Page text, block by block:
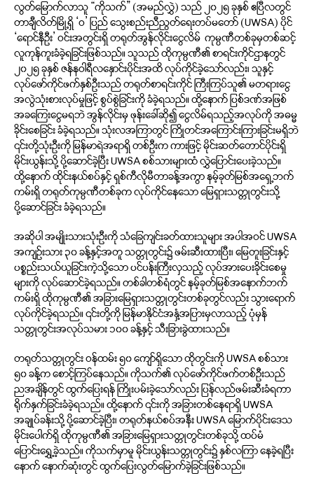
လွတ်မြောက်လာသူ “ကိုသက်” (အမည်လွှဲ) သည် ၂၀၂၅ ခုနှစ် ဧပြီလတွင်
တာချီလိတ်မြို့ရှိ ‘ဝ’ ပြည် သွေးစည်းညီညွတ်ရေးတပ်မတော် (UWSA) ပိုင်
‘ရောင်နီဦး’ ဝင်းအတွင်းရှိ တရုတ်အွန်လိုင်းငွေလိမ် ကုမ္ပဏီတစ်ခုမှတစ်ဆင့်
လူကုန်ကူးခံခဲ့ရခြင်းဖြစ်သည်။ သူသည် ထိုကုမ္ပဏီ၏ စာရင်းကိုင်ဌာနတွင်
၂၀၂၅ ခုနှစ် ဇန်နဝါရီလနှောင်းပိုင်းအထိ လုပ်ကိုင်ခဲ့သော်လည်း၊ သူနှင့်
လုပ်ဖော်ကိုင်ဖက်နှစ်ဦးသည် တရုတ်စာရင်းကိုင် ကြီးကြပ်သူ၏ မတရားငွေ
အလွဲသုံးစားလုပ်မှုဖြင့် စွပ်စွဲခြင်းကို ခံခဲ့ရသည်။ ထို့နောက် ပြစ်ဒဏ်အဖြစ်
အခကြေးငွေမရဘဲ အွန်လိုင်းမှ ဖုန်းခေါ်ဆို၍ ငွေလိမ်ရသည့်အလုပ်ကို အဓမ္မ
ခိုင်းစေခြင်း ခံခဲ့ရသည်။ သုံးလအကြာတွင် ကြိုတင်အကြောင်းကြားခြင်းမရှိဘဲ
၎င်းတို့သုံးဦးကို မြန်မာရဲအရာရှိ တစ်ဦးက ကားဖြင့် မိုင်းဆတ်တောင်ပိုင်းရှိ
မိုင်းယွန်းသို့ ပို့ဆောင်ခဲ့ပြီး UWSA စစ်သားများထံ လွှဲပြောင်းပေးခဲ့သည်။
ထို့နောက် ထိုင်းနယ်စပ်နှင့် ရှစ်ကီလိုမီတာခန့်အကွာ နမ့်ခုတ်မြစ်အရှေ့ဘက်
ကမ်းရှိ တရုတ်ကုမ္ပဏီတစ်ခုက လုပ်ကိုင်နေသော မြေရှားသတ္တုတွင်းသို့
ပို့ဆောင်ခြင်း ခံခဲ့ရသည်။
အဆိုပါ အမျိုးသားသုံးဦးကို သံခြေကျင်းခတ်ထားသူများ အပါအဝင် UWSA
အကျဉ်းသား ၃၀ ခန့်နှင့်အတူ သတ္တုတွင်း၌ ဖမ်းဆီးထားပြီး၊ မြေတူးခြင်းနှင့်
ပစ္စည်းသယ်ယူခြင်းကဲ့သို့သော ပင်ပန်းကြီးလှသည့် လုပ်အားပေးခိုင်းစေမှု
များကို လုပ်ဆောင်ခဲ့ရသည်။ တစ်ခါတစ်ရံတွင် နမ့်ခုတ်မြစ်အနောက်ဘက်
ကမ်းရှိ ထိုကုမ္ပဏီ၏ အခြားမြေရှားသတ္တုတွင်းတစ်ခုတွင်လည်း သွားရောက်
လုပ်ကိုင်ခဲ့ရသည်။ ၎င်းတို့ကို မြန်မာနိုင်ငံအနှံ့အပြားမှလာသည့် ပုံမှန်
သတ္တုတွင်းအလုပ်သမား ၁၀၀ ခန့်နှင့် သီးခြားခွဲထားသည်။
တရုတ်သတ္တုတွင်း ဝန်ထမ်း ၅၀ ကျော်ရှိသော ထိုတွင်းကို UWSA စစ်သား
၅၀ ခန့်က စောင့်ကြပ်နေသည်။ ကိုသက်၏ လုပ်ဖော်ကိုင်ဖက်တစ်ဦးသည်
ညအချိန်တွင် ထွက်ပြေးရန် ကြိုးပမ်းခဲ့သော်လည်း ပြန်လည်ဖမ်းဆီးခံရကာ
ရိုက်နှက်ခြင်းခံခဲ့ရသည်။ ထို့နောက် ၎င်းကို အခြားတစ်နေရာရှိ UWSA
အချုပ်ခန်းသို့ ပို့ဆောင်ခဲ့ပြီး၊ တရုတ်နယ်စပ်အနီး UWSA မြောက်ပိုင်းဒေသ
မိုင်းပေါက်ရှိ ထိုကုမ္ပဏီ၏ အခြားမြေရှားသတ္တုတွင်းတစ်ခုသို့ ထပ်မံ
ပြောင်းရွှေ့ခဲ့သည်။ ကိုသက်မှာမူ မိုင်းယွန်းသတ္တုတွင်း၌ နှစ်လကြာ နေခဲ့ရပြီး
နောက် နောက်ဆုံးတွင် ထွက်ပြေးလွတ်မြောက်ခဲ့ခြင်းဖြစ်သည်။